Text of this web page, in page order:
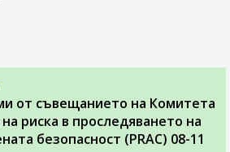
от съвещанието на Комитета
риска в проследяването на
безопасност (PRAC) 08-11